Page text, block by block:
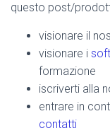
questo post/
visionare il
visionare i
formazione
iscriverti alla
entrare in
contatti